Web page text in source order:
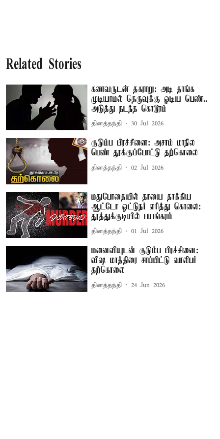
Related Stories
கணவருடன் தகராறு: அடி தாங்க
முடியாமல் தெருவுக்கு ஓடிய பெண்..
அடுத்து நடந்த கொடூரம்
தினத்தந்தி 30 Jul 2026
குடும்ப பிரச்சினை: அசாம் மாநில
பெண் தூக்குப்போட்டு தற்கொலை
தினத்தந்தி 02 Jul 2026
மதுபோதையில் தாயை தாக்கிய
ஆட்டோ ஓட்டுநர் எரித்து கொலை:
தூத்துக்குடியில் பயங்கரம்
தினத்தந்தி 01 Jul 2026
மனைவியுடன் குடும்ப பிரச்சினை:
விஷ மாத்திரை சாப்பிட்டு வாலிபர்
தற்கொலை
தினத்தந்தி 24 Jun 2026